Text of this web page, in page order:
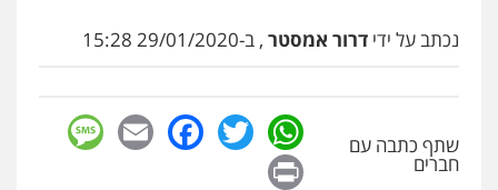
פלילי צבאי מעצרים וחקירות
עו"ד אייל בסרגליק
כלכלי
אסירים אזרחי
נכתב על ידי דרור אמסטר , ב-29/01/2020 15:28
שתף כתבה עם
חברים
WhatsApp
Twitter
Facebook
Email